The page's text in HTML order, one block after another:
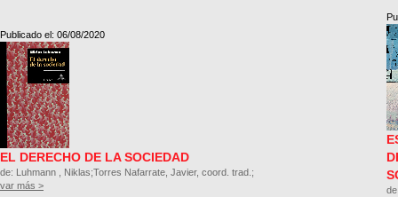
Publicado el: 06/08/2020
EL DERECHO DE LA SOCIEDAD
de: Luhmann , Niklas;Torres Nafarrate, Javier, coord. trad.;
var más >